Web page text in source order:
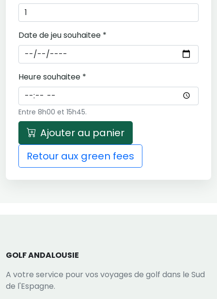
Date de jeu souhaitee *
Heure souhaitee *
Entre 8h00 et 15h45.
Ajouter au panier
Retour aux green fees
GOLF ANDALOUSIE
A votre service pour vos voyages de golf dans le Sud
de l'Espagne.